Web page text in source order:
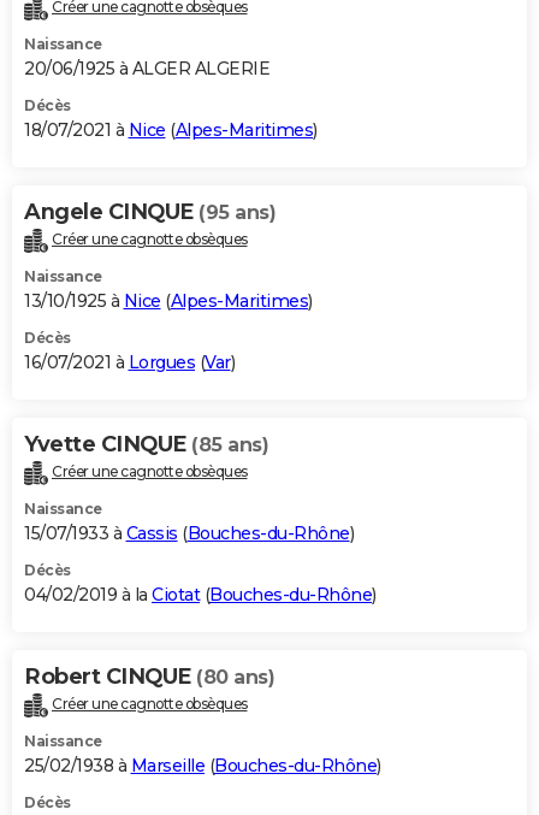
Créer une cagnotte obsèques
Naissance
20/06/1925 à ALGER ALGERIE
Décès
18/07/2021 à Nice (Alpes-Maritimes)
Angele CINQUE (95 ans)
Créer une cagnotte obsèques
Naissance
13/10/1925 à Nice (Alpes-Maritimes)
Décès
16/07/2021 à Lorgues (Var)
Yvette CINQUE (85 ans)
Créer une cagnotte obsèques
Naissance
15/07/1933 à Cassis (Bouches-du-Rhône)
Décès
04/02/2019 à la Ciotat(Bouches-du-Rhône)
Robert CINQUE (80 ans)
Créer une cagnotte obsèques
Naissance
25/02/1938 à Marseille (Bouches-du-Rhône)
Décès